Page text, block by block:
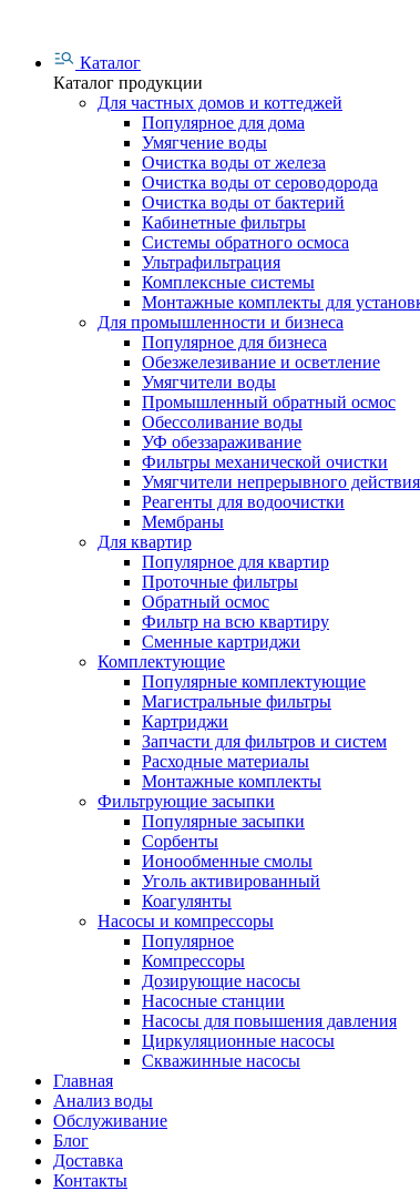
Каталог
Каталог продукции
Для частных домов и коттеджей
Популярное для дома
Умягчение воды
Очистка воды от железа
Очистка воды от сероводорода
Очистка воды от бактерий
Кабинетные фильтры
Системы обратного осмоса
Ультрафильтрация
Комплексные системы
Монтажные комплекты для
Для промышленности и бизнеса
Популярное для бизнеса
Обезжелезивание и осветление
Умягчители воды
Промышленный обратный осмос
Обессоливание воды
УФ обеззараживание
Фильтры механической очистки
Умягчители непрерывного действия
Реагенты для водоочистки
Мембраны
Для квартир
Популярное для квартир
Проточные фильтры
Обратный осмос
Фильтр на всю квартиру
Сменные картриджи
Комплектующие
Популярные комплектующие
Магистральные фильтры
Картриджи
Запчасти для фильтров и систем
Расходные материалы
Монтажные комплекты
Фильтрующие засыпки
Популярные засыпки
Сорбенты
Ионообменные смолы
Уголь активированный
Коагулянты
Насосы и компрессоры
Популярное
Компрессоры
Дозирующие насосы
Насосные станции
Насосы для повышения давления
Циркуляционные насосы
Скважинные насосы
Главная
Анализ воды
Обслуживание
Блог
Доставка
Контакты